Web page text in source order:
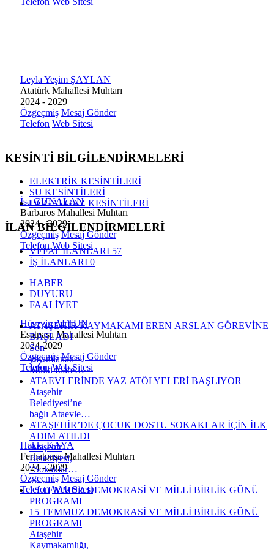
Leyla Yeşim ŞAYLAN
Atatürk Mahallesi Muhtarı
2024 - 2029
Özgeçmiş Mesaj Gönder
Telefon Web Sitesi
İsa GÜNALAN
Barbaros Mahallesi Muhtarı
2024 - 2029
Özgeçmiş Mesaj Gönder
Telefon Web Sitesi
Hüseyin ALTUN
Esatpaşa Mahallesi Muhtarı
2024-2029
Özgeçmiş Mesaj Gönder
Telefon Web Sitesi
Hakkı KAYA
Ferhatpaşa Mahallesi Muhtarı
2024 - 2029
Özgeçmiş Mesaj Gönder
Telefon Web Sitesi
KESİNTİ BİLGİLENDİRMELERİ
ELEKTRİK KESİNTİLERİ
SU KESİNTİLERİ
DOĞALGAZ KESİNTİLERİ
İLAN BİLGİLENDİRMELERİ
VEFAT İLANLARI 57
İŞ İLANLARI 0
HABER
DUYURU
FAALİYET
ATAŞEHİR KAYMAKAMI EREN ARSLAN GÖREVİNE
BAŞLADI
Son
yayımlanan
Mülki İdare
Amirleri
Kararnamesi ile
Ataşehir
Kaymakamlığı
görevine atanan
Eren Arslan,
bugün ilçeye
gelerek yeni
görevine
başladı.
ATAEVLERİNDE YAZ ATÖLYELERİ BAŞLIYOR
Ataşehir
Belediyesi’ne
bağlı Ataevleri
Sosyal Hizmet
Merkezleri, yaz
döneminde
çocuklara
yönelik eğitici
ve eğlenceli
atölye
programları
düzenliyor.
İçerenköy
Ataevi Sosyal
Hizmet
ATAŞEHİR’DE ÇOCUK DOSTU SOKAKLAR İÇİN İLK
ADIM ATILDI
Ataşehir
Belediyesi,
“Sokaklar
Dönüşüyor”
programı
kapsamında
Esatpaşa
Mahallesi’nde
gerçekleştirdiği
tanıtım
15 TEMMUZ DEMOKRASİ VE MİLLİ BİRLİK GÜNÜ
PROGRAMI
15 TEMMUZ DEMOKRASİ VE MİLLİ BİRLİK GÜNÜ
PROGRAMI
Ataşehir
Kaymakamlığı,